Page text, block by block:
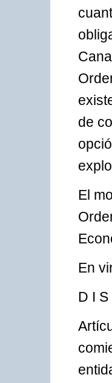
de
El
En
D I